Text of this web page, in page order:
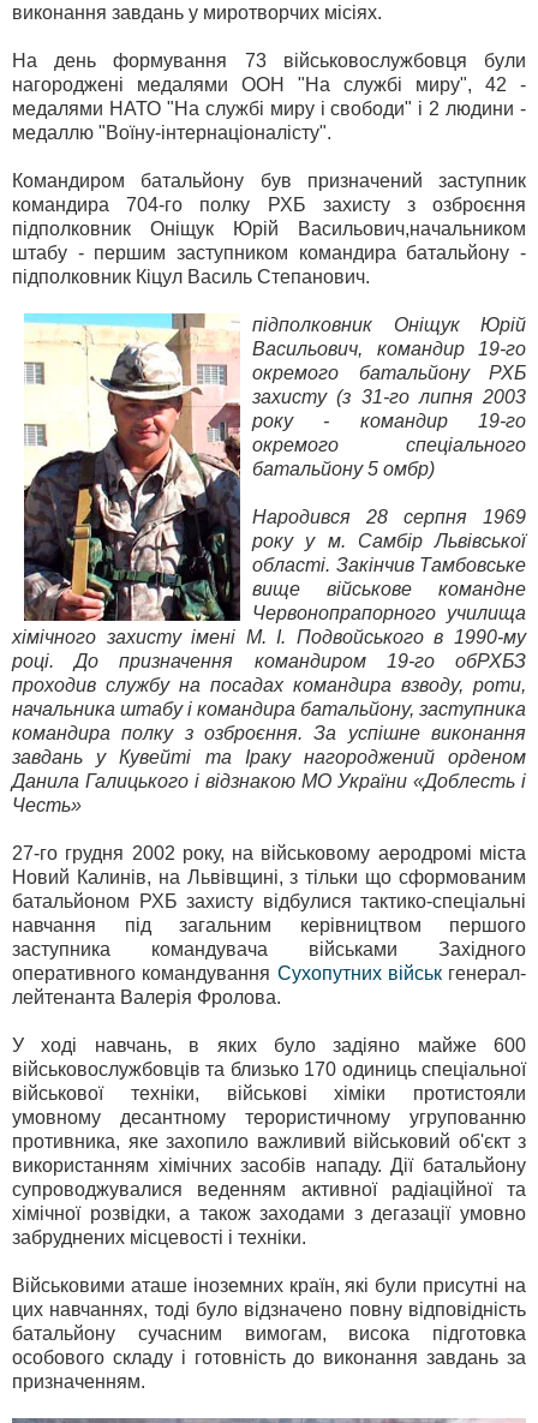
виконання завдань у миротворчих місіях.
На день формування 73 військовослужбовця були
нагороджені медалями ООН "На службі миру", 42 -
медалями НАТО "На службі миру і свободи" і 2 людини -
медаллю "Воїну-інтернаціоналісту".
Командиром батальйону був призначений заступник
командира 704-го полку РХБ захисту з озброєння
підполковник Оніщук Юрій Васильович,начальником
штабу - першим заступником командира батальйону -
підполковник Кіцул Василь Степанович.
підполковник Оніщук Юрій
Васильович, командир 19-го
окремого батальйону РХБ
захисту (з 31-го липня 2003
року - командир 19-го
окремого спеціального
батальйону 5 омбр)
Народився 28 серпня 1969
року у м. Самбір Львівської
області. Закінчив Тамбовське
вище військове командне
Червонопрапорного училища
хімічного захисту імені М. І. Подвойського в 1990-му
році. До призначення командиром 19-го обРХБЗ
проходив службу на посадах командира взводу, роти,
начальника штабу і командира батальйону, заступника
командира полку з озброєння. За успішне виконання
завдань у Кувейті та Іраку нагороджений орденом
Данила Галицького і відзнакою МО України «Доблесть і
Честь»
27-го грудня 2002 року, на військовому аеродромі міста
Новий Калинів, на Львівщині, з тільки що сформованим
батальйоном РХБ захисту відбулися тактико-спеціальні
навчання під загальним керівництвом першого
заступника командувача військами Західного
оперативного командування Сухопутних військгенерал-
лейтенанта Валерія Фролова.
У ході навчань, в яких було задіяно майже 600
військовослужбовців та близько 170 одиниць спеціальної
військової техніки, військові хіміки протистояли
умовному десантному терористичному угрупованню
противника, яке захопило важливий військовий об'єкт з
використанням хімічних засобів нападу. Дії батальйону
супроводжувалися веденням активної радіаційної та
хімічної розвідки, а також заходами з дегазації умовно
забруднених місцевості і техніки.
Військовими аташе іноземних країн, які були присутні на
цих навчаннях, тоді було відзначено повну відповідність
батальйону сучасним вимогам, висока підготовка
особового складу і готовність до виконання завдань за
призначенням.